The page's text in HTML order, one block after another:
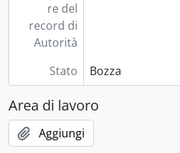
re del
record di
Autorità
Stato Bozza
Area di lavoro
Aggiungi